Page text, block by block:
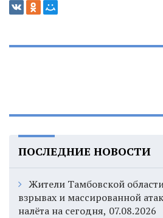
ПОСЛЕДНИЕ НОВОСТИ
Жители Тамбовской
взрывах и массированной
налёта на сегодня, 07.08.2026